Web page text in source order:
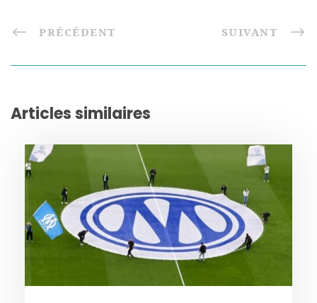
PRÉCÉDENT SUIVANT
Articles similaires